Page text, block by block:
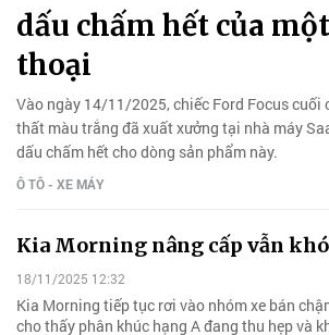
dấu chấm hết của
thoại
Vào ngày 14/11/2025, chiếc Ford Focus cuối
thất màu trắng đã xuất xưởng tại nhà máy
dấu chấm hết cho dòng sản phẩm này.
Ô TÔ - XE MÁY
Kia Morning nâng cấp vẫn
18/11/2025 12:32
Kia Morning tiếp tục rơi vào nhóm xe bán
cho thấy phân khúc hạng A đang thu hẹp và